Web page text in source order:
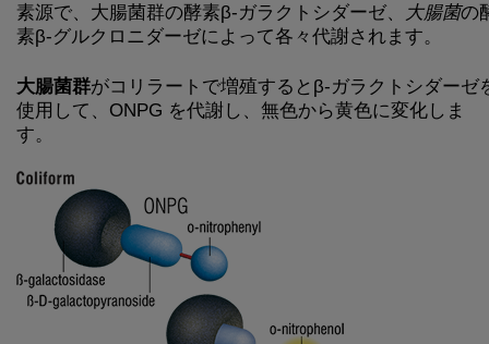
素源で、大腸菌群の酵素β-ガラクトシダーゼ、
大腸菌の
素β-グルクロニダーゼによって各々代謝されます。
大腸菌群がコリラートで増殖するとβ-ガラクトシダーゼ
使用して、ONPG を代謝し、無色から黄色に変化しま
す。